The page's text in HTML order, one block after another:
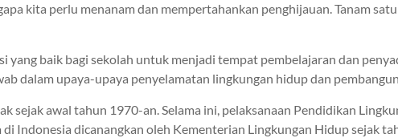
kita perlu menanam dan mempertahankan penghijauan. Tanam
baik bagi sekolah untuk menjadi tempat pembelajaran dan
dalam upaya-upaya penyelamatan lingkungan hidup dan
awal tahun 1970-an. Selama ini, pelaksanaan Pendidikan
Indonesia dicanangkan oleh Kementerian Lingkungan Hidup sejak